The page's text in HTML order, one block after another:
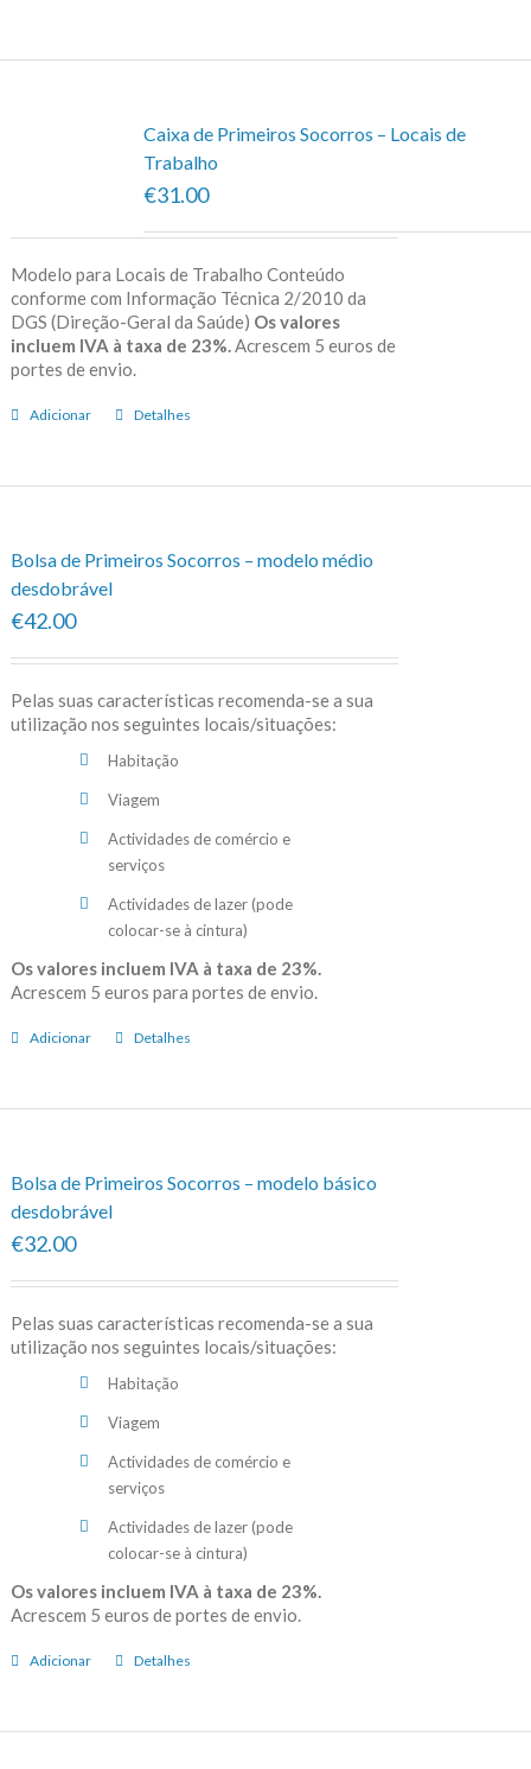
Caixa de Primeiros Socorros – Locais de
Trabalho
€31.00
Modelo para Locais de Trabalho Conteúdo
conforme com Informação Técnica 2/2010 da
DGS (Direção-Geral da Saúde) Os valores
incluem IVA à taxa de 23%. Acrescem 5 euros de
portes de envio.
Adicionar Detalhes
Bolsa de Primeiros Socorros – modelo médio
desdobrável
€42.00
Pelas suas características recomenda-se a sua
utilização nos seguintes locais/situações:
Habitação
Viagem
Actividades de comércio e
serviços
Actividades de lazer (pode
colocar-se à cintura)
Os valores incluem IVA à taxa de 23%.
Acrescem 5 euros para portes de envio.
Adicionar Detalhes
Bolsa de Primeiros Socorros – modelo básico
desdobrável
€32.00
Pelas suas características recomenda-se a sua
utilização nos seguintes locais/situações:
Habitação
Viagem
Actividades de comércio e
serviços
Actividades de lazer (pode
colocar-se à cintura)
Os valores incluem IVA à taxa de 23%.
Acrescem 5 euros de portes de envio.
Adicionar Detalhes